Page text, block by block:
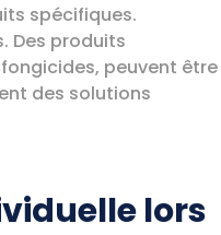
spécifiques.
Des produits
peuvent être
des solutions
lors